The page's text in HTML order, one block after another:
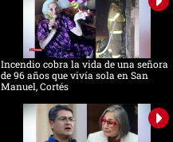
Incendio cobra la vida de una señora
de 96 años que vivía sola en San
Manuel, Cortés